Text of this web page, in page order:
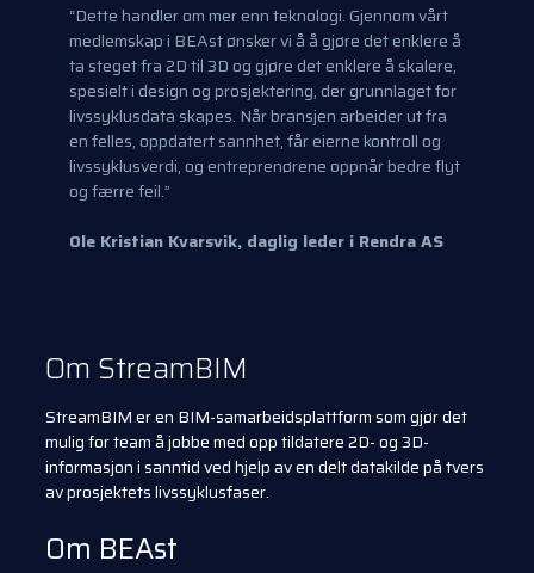
“Dette handler om mer enn teknologi. Gjennom vårt
medlemskap i BEAst ønsker vi å å gjøre det enklere å
ta steget fra 2D til 3D og gjøre det enklere å skalere,
spesielt i design og prosjektering, der grunnlaget for
livssyklusdata skapes. Nårbransjen arbeider ut fra
en felles, oppdatert sannhet, får eierne kontroll og
livssyklusverdi, og entreprenørene oppnår bedre flyt
og færre feil.”
Ole Kristian Kvarsvik, daglig leder i Rendra AS
Om StreamBIM
StreamBIM er en BIM-samarbeidsplattform som gjør det
mulig for team å jobbe med opp tildatere 2D- og 3D-
informasjon i sanntid ved hjelp av en delt datakilde på tvers
avprosjektets livssyklusfaser.
Om BEAst